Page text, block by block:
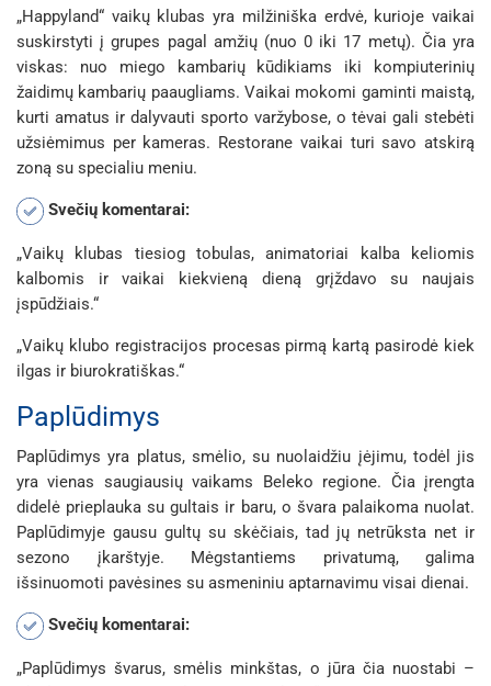
„Happyland“ vaikų klubas yra milžiniška erdvė, kurioje vaikai
suskirstyti į grupes pagal amžių (nuo 0 iki 17 metų). Čia yra
viskas: nuo miego kambarių kūdikiams iki kompiuterinių
žaidimų kambarių paaugliams. Vaikai mokomi gaminti maistą,
kurti amatus ir dalyvauti sporto varžybose, o tėvai gali stebėti
užsiėmimus per kameras. Restorane vaikai turi savo atskirą
zoną su specialiu meniu.
Svečių komentarai:
„Vaikų klubas tiesiog tobulas, animatoriai kalba keliomis
kalbomis ir vaikai kiekvieną dieną grįždavo su naujais
įspūdžiais.“
„Vaikų klubo registracijos procesas pirmą kartą pasirodė kiek
ilgas ir biurokratiškas.“
Paplūdimys
Paplūdimys yra platus, smėlio, su nuolaidžiu įėjimu, todėl jis
yra vienas saugiausių vaikams Beleko regione. Čia įrengta
didelė prieplauka su gultais ir baru, o švara palaikoma nuolat.
Paplūdimyje gausu gultų su skėčiais, tad jų netrūksta net ir
sezono įkarštyje. Mėgstantiems privatumą, galima
išsinuomoti pavėsines su asmeniniu aptarnavimu visai dienai.
Svečių komentarai:
„Paplūdimys švarus, smėlis minkštas, o jūra čia nuostabi –